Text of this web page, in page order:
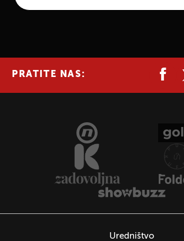
PRATITE NAS:
Uredništvo